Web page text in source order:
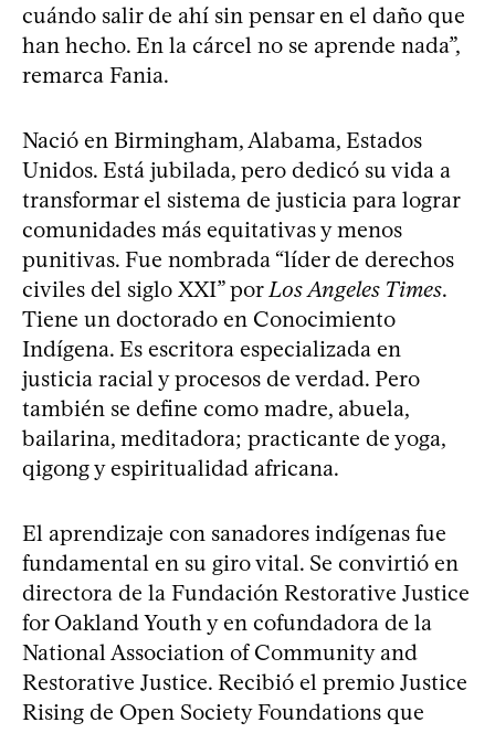
cuándo salir de ahí sin pensar en el daño que
han hecho. En la cárcel no se aprende nada”,
remarca Fania.
Nació en Birmingham, Alabama, Estados
Unidos. Está jubilada, pero dedicó su vida a
transformar el sistema de justicia para lograr
comunidades más equitativas y menos
punitivas. Fue nombrada “líder de derechos
civiles del siglo XXI” por Los Angeles Times.
Tiene un doctorado en Conocimiento
Indígena. Es escritora especializada en
justicia racial y procesos de verdad. Pero
también se define como madre, abuela,
bailarina, meditadora; practicante de yoga,
qigong y espiritualidad africana.
El aprendizaje con sanadores indígenas fue
fundamental en su giro vital. Se convirtió en
directora de la Fundación Restorative Justice
for Oakland Youth y en cofundadora de la
National Association of Community and
Restorative Justice. Recibió el premio Justice
Rising de Open Society Foundations que